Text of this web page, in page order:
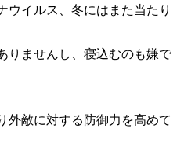
ウイルス、冬にはまた当たり
りませんし、寝込むのも嫌で
外敵に対する防御力を高めて